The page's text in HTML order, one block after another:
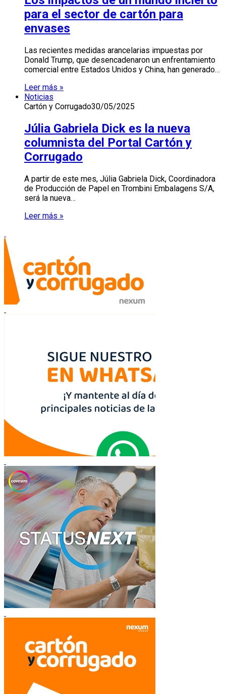
para el sector de cartón para
envases
Las recientes medidas arancelarias impuestas por
Donald Trump, que desencadenaron un enfrentamiento
comercial entre Estados Unidos y China, han generado…
Leer más »
Noticias
Cartón y Corrugado30/05/2025
Júlia Gabriela Dick es la nueva
columnista del Portal Cartón y
Corrugado
A partir de este mes, Júlia Gabriela Dick, Coordinadora
de Producción de Papel en Trombini Embalagens S/A,
será la nueva…
Leer más »